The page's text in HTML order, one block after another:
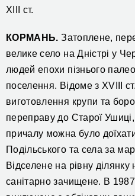
ХІІІ ст.
КОРМАНЬ. Затоплене,
велике село на Дністрі у
людей епохи пізнього
поселення. Відоме з XVIII
виготовлення крупи та
переправу до Старої
причалу можна було
Подільського та села за
Відселене на рівну
санітарно зачищене. В